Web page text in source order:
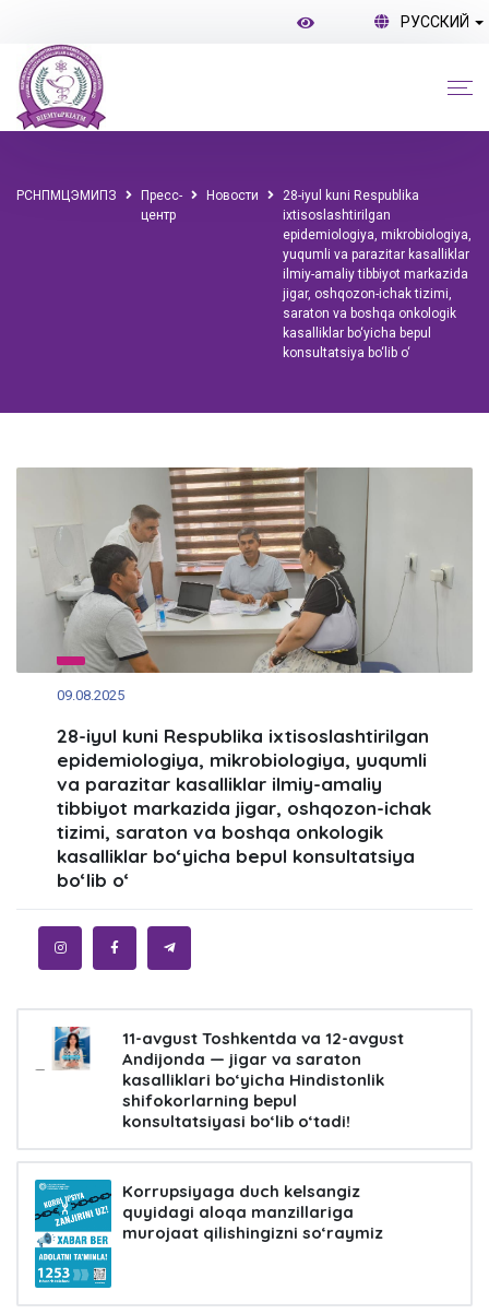
РУССКИЙ
РСНПМЦЭМИПЗ
Пресс-
центр
Новости
28-iyul kuni Respublika
ixtisoslashtirilgan
epidemiologiya, mikrobiologiya,
yuqumli va parazitar kasalliklar
ilmiy-amaliy tibbiyot markazida
jigar, oshqozon-ichak tizimi,
saraton va boshqa onkologik
kasalliklar bo‘yicha bepul
konsultatsiya bo‘lib o‘
09.08.2025
28-iyul kuni Respublika ixtisoslashtirilgan
epidemiologiya, mikrobiologiya, yuqumli
va parazitar kasalliklar ilmiy-amaliy
tibbiyot markazida jigar, oshqozon-ichak
tizimi, saraton va boshqa onkologik
kasalliklar bo‘yicha bepul konsultatsiya
bo‘lib o‘
11-avgust Toshkentda va 12-avgust
Andijonda — jigar va saraton
kasalliklari bo‘yicha Hindistonlik
shifokorlarning bepul
konsultatsiyasi bo‘lib o‘tadi!
Korrupsiyaga duch kelsangiz
quyidagi aloqa manzillariga
murojaat qilishingizni so‘raymiz